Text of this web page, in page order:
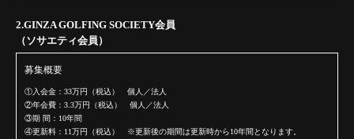
2.GINZA GOLFING SOCIETY会員
（ソサエティ会員）
募集概要
①入会金：33万円（税込） 個人／法人
②年会費：3.3万円（税込） 個人／法人
③期 間：10年間
④更新料：11万円（税込） ※更新後の期間は更新時から10年間となります。